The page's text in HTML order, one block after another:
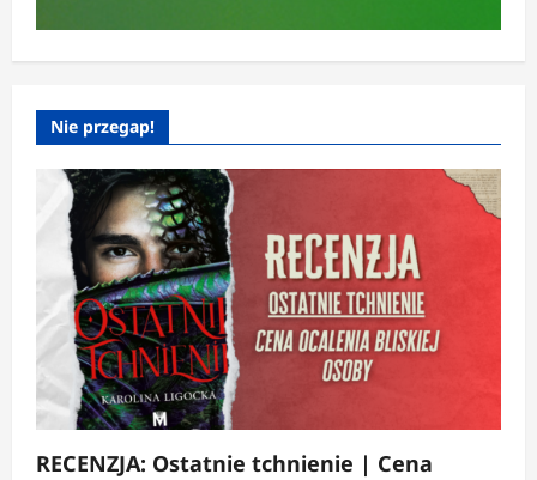
Nie przegap!
RECENZJA: Ostatnie tchnienie | Cena